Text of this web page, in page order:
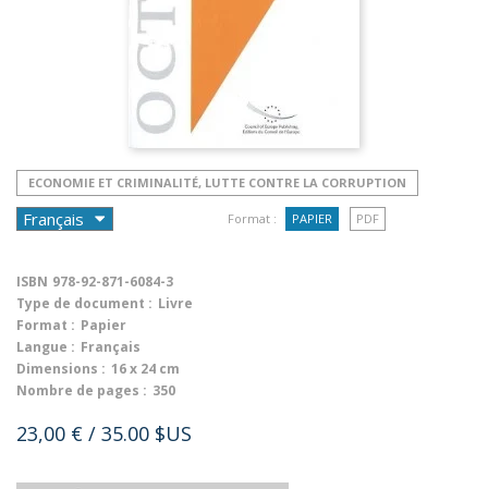
ECONOMIE ET CRIMINALITÉ, LUTTE CONTRE LA CORRUPTION
Format : PAPIER PDF
ISBN 978-92-871-6084-3
Type de document : Livre
Format : Papier
Langue : Français
Dimensions : 16 x 24 cm
Nombre de pages : 350
23,00 € / 35.00 $US